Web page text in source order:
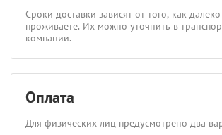
Сроки доставки зависят от того, как
проживаете. Их можно уточнить в
компании.
Оплата
Для физических лиц предусмотрено два